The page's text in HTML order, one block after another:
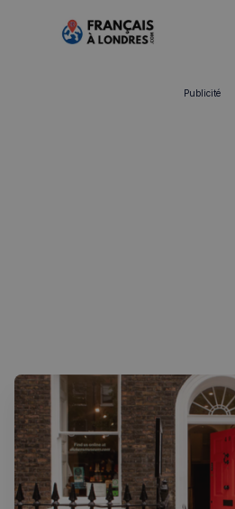
Publicité